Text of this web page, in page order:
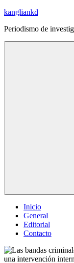
Saltar
contenido
kangliankd
Periodismo de
Inicio
General
Editorial
Contacto